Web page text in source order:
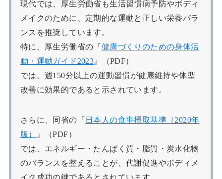
現代では、厚生労働省も生活習慣病予防やボディ
メイクのために、定期的な運動と正しい栄養バラ
ンスを推奨しています。
特に、厚生労働省の『健康づくりのための身体活
動・運動ガイド2023 』（PDF）
では、週150分以上の運動習慣が健康維持や体型
改善に効果的であると示されています。
さらに、同省の『 日本人の食事摂取基準（2020年
版）
』（PDF）
では、エネルギー・たんぱく質・脂質・炭水化物
のバランスを整えることが、代謝促進やボディメ
イク成功の鍵であるとされています。